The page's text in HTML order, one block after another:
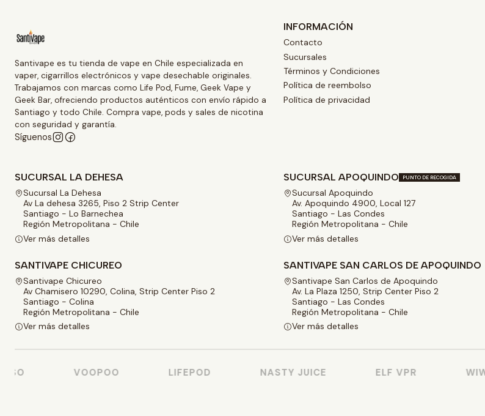
Santivape es tu tienda de vape en Chile especializada en
vaper, cigarrillos electrónicos y vape desechable originales.
Trabajamos con marcas como Life Pod, Fume, Geek Vape y
Geek Bar, ofreciendo productos auténticos con envío rápido a
Santiago y todo Chile. Compra vape, pods y sales de nicotina
con seguridad y garantía.
Síguenos
INFORMACIÓN
Contacto
Sucursales
Términos y Condiciones
Política de reembolso
Política de privacidad
SUCURSAL LA DEHESA
Sucursal La Dehesa
Av La dehesa 3265, Piso 2 Strip Center
Santiago - Lo Barnechea
Región Metropolitana - Chile
Ver más detalles
SUCURSAL APOQUINDO PUNTO DE RECOGIDA
Sucursal Apoquindo
Av. Apoquindo 4900, Local 127
Santiago - Las Condes
Región Metropolitana - Chile
Ver más detalles
SANTIVAPE CHICUREO
Santivape Chicureo
Av Chamisero 10290, Colina, Strip Center Piso 2
Santiago - Colina
Región Metropolitana - Chile
Ver más detalles
SANTIVAPE SAN CARLOS DE APOQUINDO
Santivape San Carlos de Apoquindo
Av. La Plaza 1250, Strip Center Piso 2
Santiago - Las Condes
Región Metropolitana - Chile
Ver más detalles
VOOPOO LIFEPOD NASTY JUICE ELF VPR WIWI